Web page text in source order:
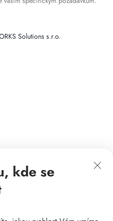
Solutions s.r.o.
kde se